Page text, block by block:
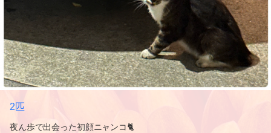
2匹
夜ん歩で出会った初顔ニャンコ🐈